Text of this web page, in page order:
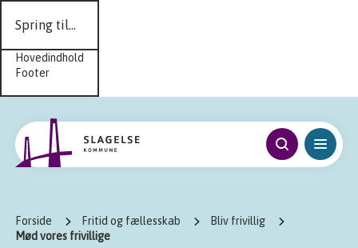
Spring til...
Hovedindhold
Footer
Forside Fritid og fællesskab
Bliv frivillig
Mød vores frivillige